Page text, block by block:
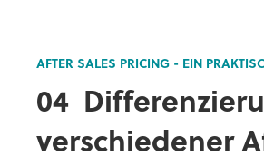
AFTER SALES PRICING - EIN
04
verschiedener